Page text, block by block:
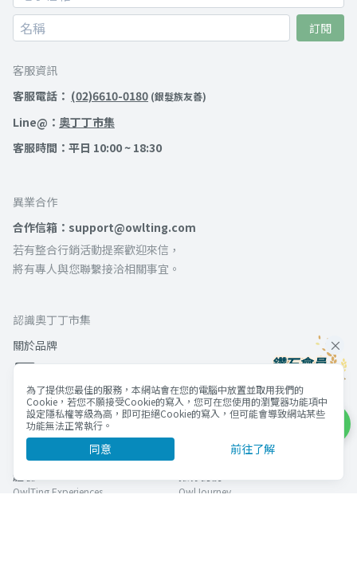
訂閱
客服資訊
客服電話： (02)6610-0180 (銀髮族友善)
Line@： 奧丁丁市集
客服時間：平日 10:00 ~ 18:30
異業合作
合作信箱：support@owlting.com
若有整合行銷活動提案歡迎來信，
將有專人與您聯繫接洽相關事宜。
認識奧丁丁市集
關於品牌
奧丁丁集團
官方網站
OwlTing Market
體驗
OwlTing Experiences
揪你訂房
OwlJourney
為了提供您最佳的服務，本網站會在您的電腦中放置並取用我們的
Cookie，若您不願接受Cookie的寫入，您可在您使用的瀏覽器功能項中
設定隱私權等級為高，即可拒絕Cookie的寫入，但可能會導致網站某些
功能無法正常執行。
同意 前往了解